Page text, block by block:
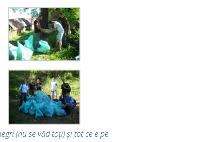
(nu se văd toţi) şi tot ce e pe